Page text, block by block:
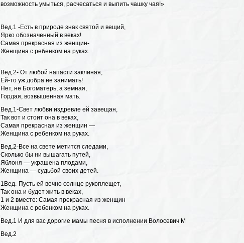
возможность умыться, расчесаться и выпить чашку чая!»
Вед.1 -Есть в природе знак святой и вещий,
Ярко обозначенный в веках!
Самая прекрасная из женщин-
Женщина с ребенком на руках.
Вед.2- От любой напасти заклиная,
Ей-то уж добра не занимать!
Нет, не Богоматерь, а земная,
Гордая, возвышенная мать.
Вед.1-Свет любви издревле ей завещан,
Так вот и стоит она в веках,
Самая прекрасная из женщин —
Женщина с ребенком на руках.
Вед.2-Все на свете метится следами,
Сколько бы ни вышагать путей,
Яблоня — украшена плодами,
Женщина — судьбой своих детей.
1Вед.-Пусть ей вечно солнце рукоплещет,
Так она и будет жить в веках,
1 и 2 вместе: Самая прекрасная из женщин
Женщина с ребенком на руках.
Вед.1 И для вас дорогие мамы песня в исполнении Волосевич М
Вед.2